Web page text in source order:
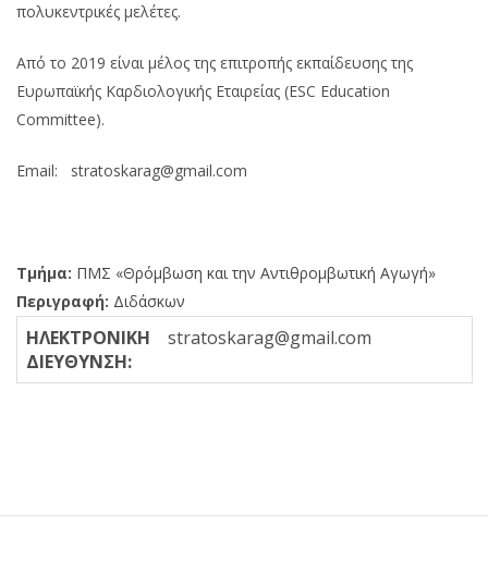
πολυκεντρικές μελέτες.
Από το 2019 είναι μέλος της επιτροπής εκπαίδευσης της
Ευρωπαϊκής Kαρδιολογικής Εταιρείας (ESC Education
Committee).
Email: stratoskarag@gmail.com
Τμήμα: ΠΜΣ «Θρόμβωση και την Αντιθρομβωτική Αγωγή»
Περιγραφή: Διδάσκων
ΗΛΕΚΤΡΟΝΙΚΗ
ΔΙΕΥΘΥΝΣΗ:
stratoskarag@gmail.com